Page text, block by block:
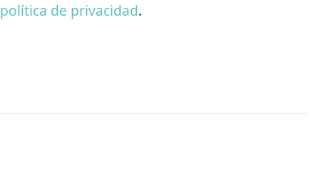
política de privacidad.